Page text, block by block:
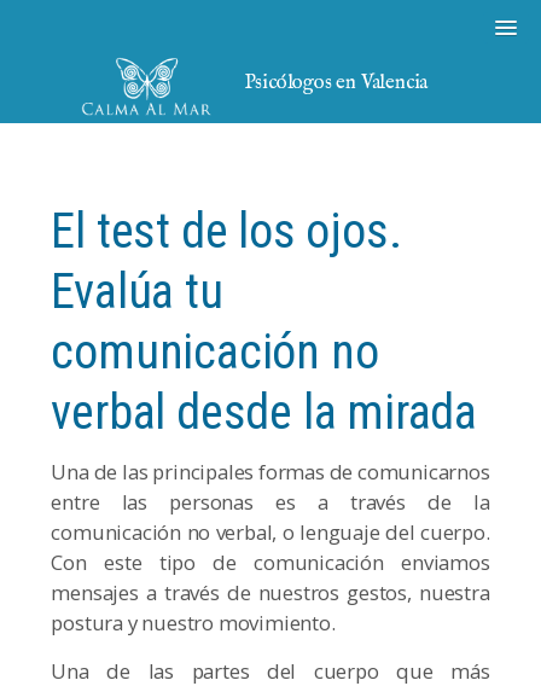
Psicólogos en Valencia
El test de los ojos.
Evalúa tu
comunicación no
verbal desde la mirada
Una de las principales formas de comunicarnos
entre las personas es a través de la
comunicación no verbal, o lenguaje del cuerpo.
Con este tipo de comunicación enviamos
mensajes a través de nuestros gestos, nuestra
postura y nuestro movimiento.
Una de las partes del cuerpo que más